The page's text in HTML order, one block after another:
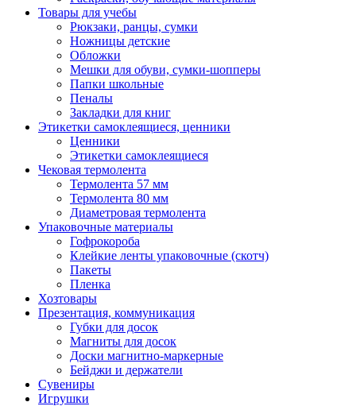
Товары для учебы
Рюкзаки, ранцы, сумки
Ножницы детские
Обложки
Мешки для обуви, сумки-шопперы
Папки школьные
Пеналы
Закладки для книг
Этикетки самоклеящиеся, ценники
Ценники
Этикетки самоклеящиеся
Чековая термолента
Термолента 57 мм
Термолента 80 мм
Диаметровая термолента
Упаковочные материалы
Гофрокороба
Клейкие ленты упаковочные (скотч)
Пакеты
Пленка
Хозтовары
Презентация, коммуникация
Губки для досок
Магниты для досок
Доски магнитно-маркерные
Бейджи и держатели
Сувениры
Игрушки